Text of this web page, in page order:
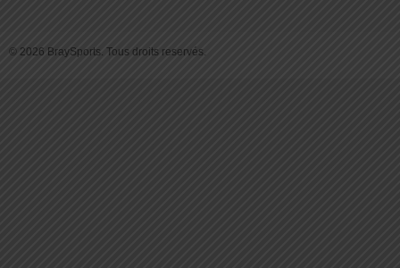
© 2026 BraySports. Tous droits reservés.